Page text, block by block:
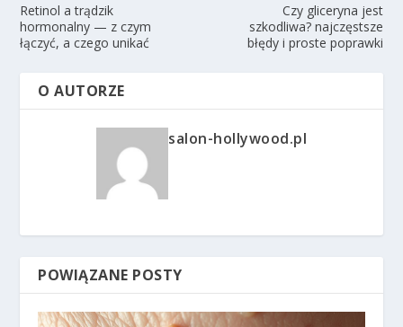
Retinol a trądzik
hormonalny — z czym
łączyć, a czego unikać
Czy gliceryna jest
szkodliwa? najczęstsze
błędy i proste poprawki
O AUTORZE
salon-hollywood.pl
POWIĄZANE POSTY